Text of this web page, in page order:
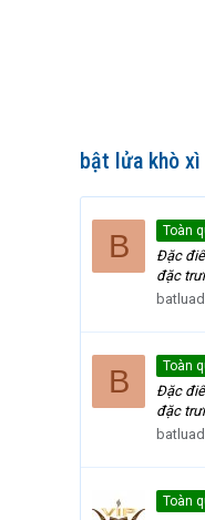
bật lửa khò
B Toàn
Đặc
đặc
B Toàn
Đặc
đặc
Toàn